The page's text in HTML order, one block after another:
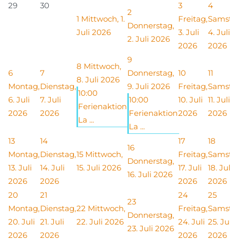
29
30
1 Mittwoch, 1.
Juli 2026
2
Donnerstag,
2. Juli 2026
3
Freitag,
3. Juli
2026
4
4. Juli
2026
6
Montag,
6. Juli
2026
7
Dienstag,
7. Juli
2026
8 Mittwoch,
8. Juli 2026
10:00
Ferienaktion
La ...
9
Donnerstag,
9. Juli 2026
10:00
Ferienaktion
La ...
10
Freitag,
10. Juli
2026
11
11. Juli
2026
13
Montag,
13. Juli
2026
14
Dienstag,
14. Juli
2026
15 Mittwoch,
15. Juli 2026
16
Donnerstag,
16. Juli 2026
17
Freitag,
17. Juli
2026
18
18.
2026
20
Montag,
20. Juli
2026
21
Dienstag,
21. Juli
2026
22 Mittwoch,
22. Juli 2026
23
Donnerstag,
23. Juli 2026
24
Freitag,
24. Juli
2026
25
25.
2026